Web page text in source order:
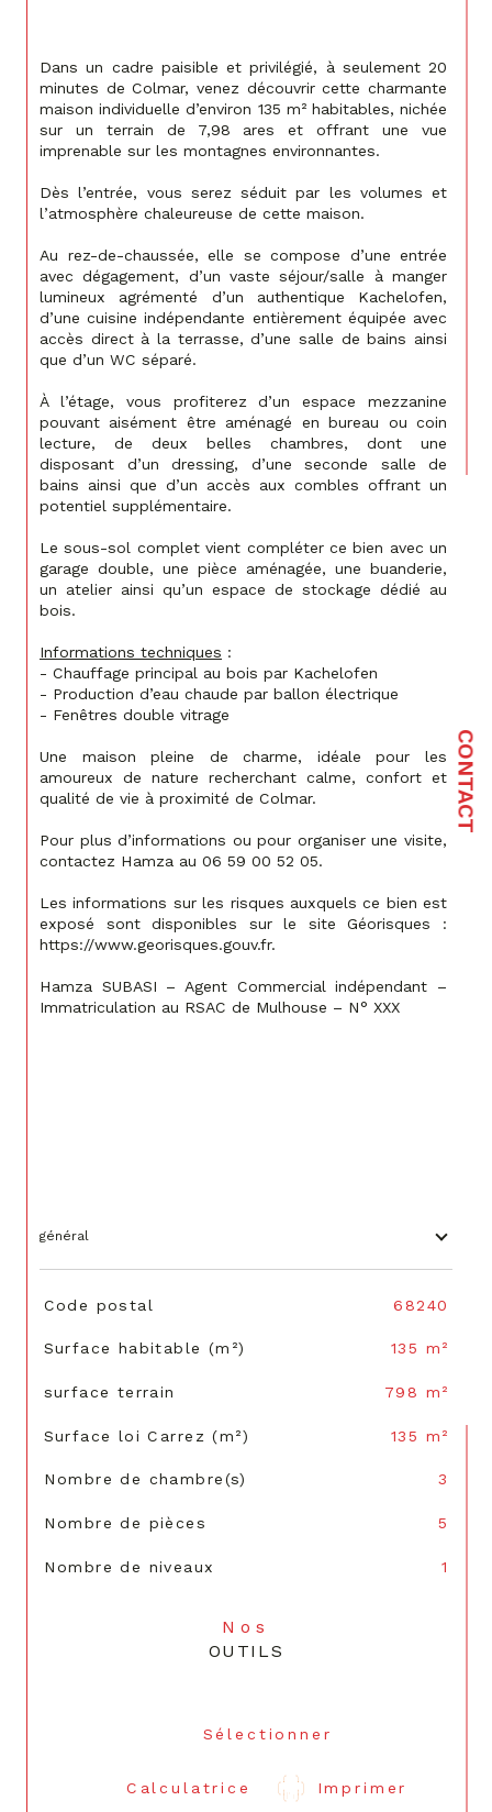
CONTACT
Dans un cadre paisible et privilégié, à seulement 20
minutes de Colmar, venez découvrir cette charmante
maison individuelle d’environ 135 m² habitables, nichée
sur un terrain de 7,98 ares et offrant une vue
imprenable sur les montagnes environnantes.
Dès l’entrée, vous serez séduit par les volumes et
l’atmosphère chaleureuse de cette maison.
Au rez-de-chaussée, elle se compose d’une entrée
avec dégagement, d’un vaste séjour/salle à manger
lumineux agrémenté d’un authentique Kachelofen,
d’une cuisine indépendante entièrement équipée avec
accès direct à la terrasse, d’une salle de bains ainsi
que d’un WC séparé.
À l’étage, vous profiterez d’un espace mezzanine
pouvant aisément être aménagé en bureau ou coin
lecture, de deux belles chambres, dont une
disposant d’un dressing, d’une seconde salle de
bains ainsi que d’un accès aux combles offrant un
potentiel supplémentaire.
Le sous-sol complet vient compléter ce bien avec un
garage double, une pièce aménagée, une buanderie,
un atelier ainsi qu’un espace de stockage dédié au
bois.
Informations techniques :
- Chauffage principal au bois par Kachelofen
- Production d’eau chaude par ballon électrique
- Fenêtres double vitrage
Une maison pleine de charme, idéale pour les
amoureux de nature recherchant calme, confort et
qualité de vie à proximité de Colmar.
Pour plus d’informations ou pour organiser une visite,
contactez Hamza au 06 59 00 52 05.
Les informations sur les risques auxquels ce bien est
exposé sont disponibles sur le site Géorisques :
https://www.georisques.gouv.fr.
Hamza SUBASI – Agent Commercial indépendant –
Immatriculation au RSAC de Mulhouse – N° XXX
général
TRAD_SIROCCO_Caracteristique
Code postal 68240
Surface habitable (m²) 135 m²
surface terrain 798 m²
Surface loi Carrez (m²) 135 m²
Nombre de chambre(s) 3
Nombre de pièces 5
Nombre de niveaux 1
Nos
OUTILS
Sélectionner
Calculatrice Imprimer